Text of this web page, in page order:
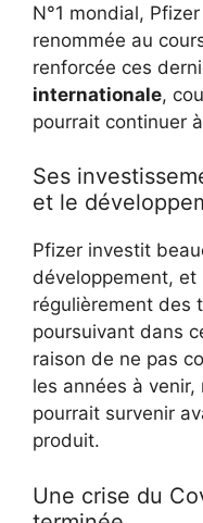
N°1 mondial,
renommée au
renforcée ces
internationale,
pourrait continuer
Ses
et le
Pfizer investit
développement,
régulièrement des
poursuivant dans
raison de ne pas
les années à
pourrait survenir
produit.
Une crise du